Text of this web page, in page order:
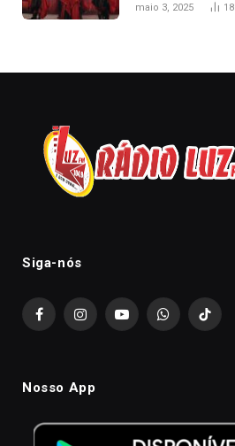
maio 3, 2025 18
Siga-nós
FacebookInstagramYouTubeWhatsAppTikTok
Nosso App